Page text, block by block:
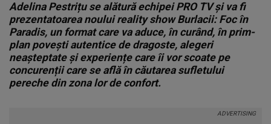
Adelina Pestrițu se alătură echipei PRO TV și va fi
prezentatoarea noului reality show Burlacii: Foc în
Paradis, un format care va aduce, în curând, în prim-
plan povești autentice de dragoste, alegeri
neașteptate și experiențe care îi vor scoate pe
concurenții care se află în căutarea sufletului
pereche din zona lor de confort.